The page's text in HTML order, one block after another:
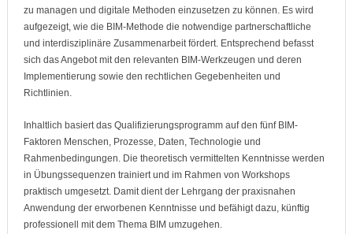
zu managen und digitale Methoden einzusetzen zu können. Es wird
aufgezeigt, wie die BIM-Methode die notwendige partnerschaftliche
und interdisziplinäre Zusammenarbeit fördert. Entsprechend befasst
sich das Angebot mit den relevanten BIM-Werkzeugen und deren
Implementierung sowie den rechtlichen Gegebenheiten und
Richtlinien.
Inhaltlich basiert das Qualifizierungsprogramm auf den fünf BIM-
Faktoren Menschen, Prozesse, Daten, Technologie und
Rahmenbedingungen. Die theoretisch vermittelten Kenntnisse werden
in Übungssequenzen trainiert und im Rahmen von Workshops
praktisch umgesetzt. Damit dient der Lehrgang der praxisnahen
Anwendung der erworbenen Kenntnisse und befähigt dazu, künftig
professionell mit dem Thema BIM umzugehen.